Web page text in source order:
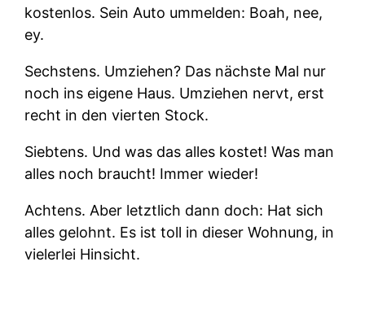
kostenlos. Sein Auto ummelden: Boah, nee,
ey.
Sechstens. Umziehen? Das nächste Mal nur
noch ins eigene Haus. Umziehen nervt, erst
recht in den vierten Stock.
Siebtens. Und was das alles kostet! Was man
alles noch braucht! Immer wieder!
Achtens. Aber letztlich dann doch: Hat sich
alles gelohnt. Es ist toll in dieser Wohnung, in
vielerlei Hinsicht.